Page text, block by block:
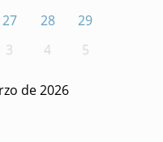
27 28
29
3 4 5
de 2026